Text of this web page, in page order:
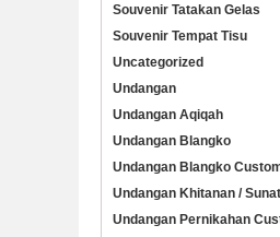
Souvenir Tatakan Gelas
Souvenir Tempat Tisu
Uncategorized
Undangan
Undangan Aqiqah
Undangan Blangko
Undangan Blangko
Undangan Khitanan /
Undangan Pernikahan